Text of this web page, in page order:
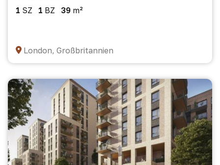
1 SZ 1 BZ 39 m²
London, Großbritannien